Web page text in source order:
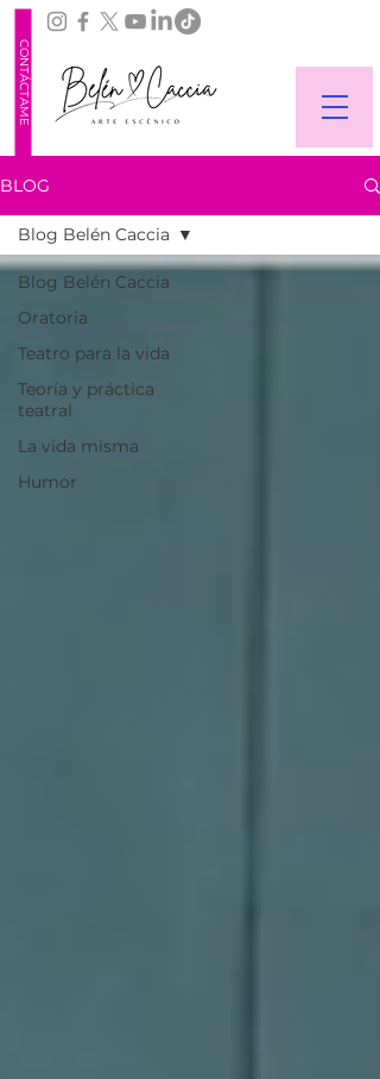
CONTÁCTAME
BLOG
Blog Belén Caccia
Oratoria
Teatro para la vida
Teoría y práctica
teatral
La vida misma
Humor
Blog Belén Caccia